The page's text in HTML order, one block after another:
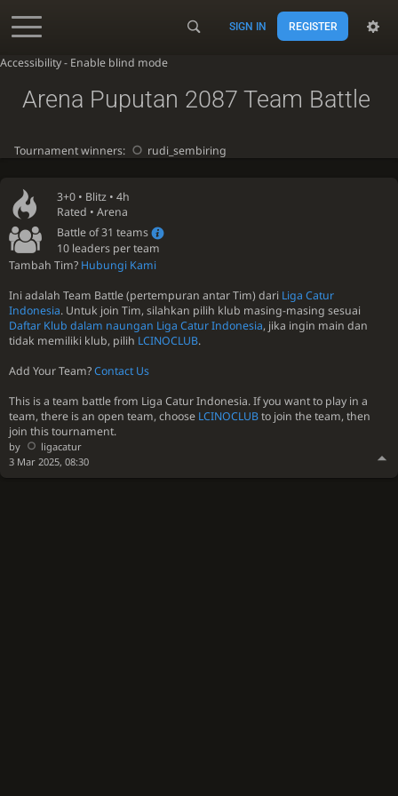
Accessibility - Enable blind mode
SIGN IN REGISTER
3+0 • Blitz • 4h
Rated • Arena
Battle of 31 teams
10 leaders per team
Tambah Tim? Hubungi Kami
Ini adalah Team Battle (pertempuran antar Tim) dari Liga Catur
Indonesia. Untuk join Tim, silahkan pilih klub masing-masing sesuai
Daftar Klub dalam naungan Liga Catur Indonesia, jika ingin main dan
tidak memiliki klub, pilih LCINOCLUB.
Add Your Team?Contact Us
This is a team battle from Liga Catur Indonesia. If you want to play in a
team, there is an open team, choose LCINOCLUBto join the team, then
join this tournament.
by
ligacatur
3 Mar 2025, 08:30
Arena Puputan 2087 Team Battle
Tournament winners: rudi_sembiring